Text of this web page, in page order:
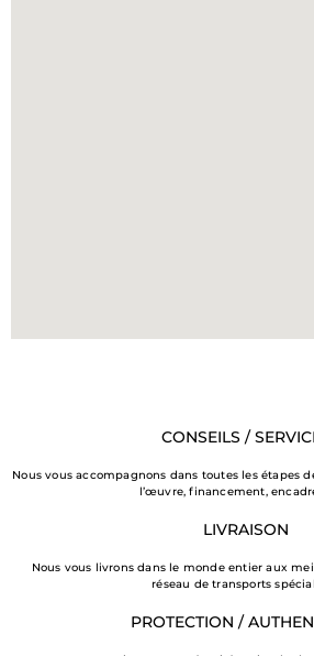
CONSEILS /
Nous vous accompagnons dans toutes les étapes
l’œuvre, financement,
LIVRAISON
Nous vous livrons dans le monde entier aux
réseau de transports
PROTECTION /